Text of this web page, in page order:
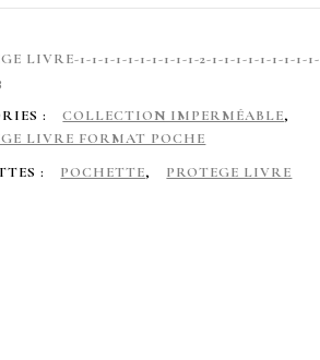
LIVRE-1-1-1-1-1-1-1-1-1-1-2-1-1-1-1-1-1-1-1-
:
COLLECTION IMPERMÉABLE,
LIVRE FORMAT POCHE
:
POCHETTE, PROTEGE LIVRE